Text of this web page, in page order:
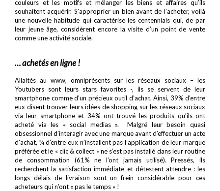
couleurs et les motifs et mélanger les biens et affaires qu’ils
souhaitent acquérir. S’approprier un bien avant de l’acheter, voilà
une nouvelle habitude qui caractérise les centennials qui, de par
leur jeune âge, considèrent encore la visite d’un point de vente
comme une activité sociale.
… achetés en ligne !
Allaités au www, omniprésents sur les réseaux sociaux – les
Youtubers sont leurs stars favorites -, ils se servent de leur
smartphone comme d’un précieux outil d’achat. Ainsi, 39% d’entre
eux disent trouver leurs idées de shopping sur les réseaux sociaux
via leur smartphone et 34% ont trouvé les produits qu’ils ont
acheté via les « social medias ». Malgré leur besoin quasi
obsessionnel d’interagir avec une marque avant d’effectuer un acte
d’achat, ¾ d’entre eux n’installent pas l’application de leur marque
préférée et le « clic & collect » ne s’est pas installé dans leur routine
de consommation (61% ne l’ont jamais utilisé). Pressés, ils
recherchent la satisfaction immédiate et détestent attendre : les
longs délais de livraison sont un frein considérable pour ces
acheteurs qui n’ont « pas le temps » !